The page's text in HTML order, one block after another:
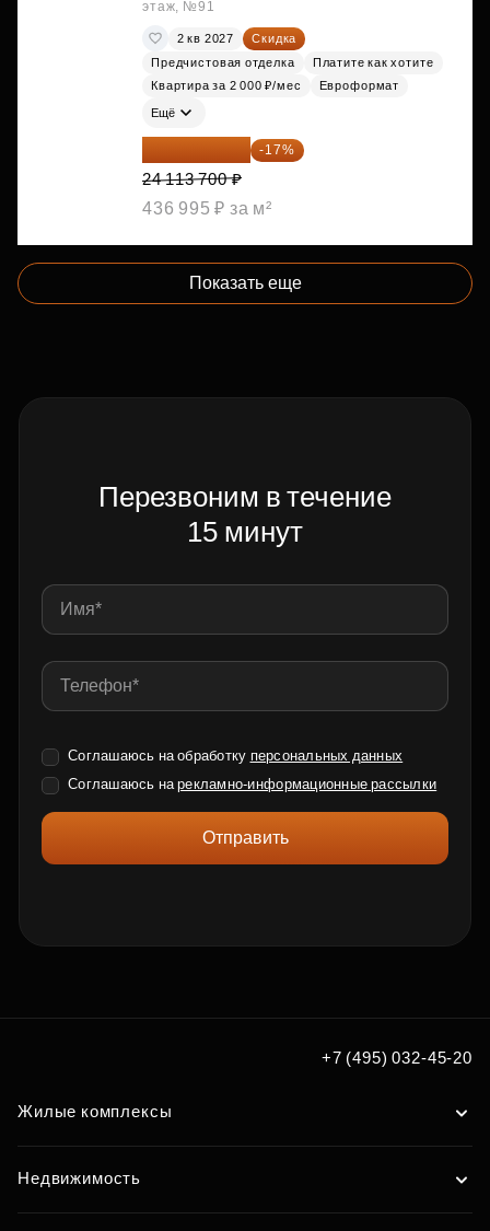
этаж, №91
2 кв 2027
Скидка
Предчистовая отделка
Платите как хотите
Квартира за 2 000 ₽/мес
Евроформат
Ещё
20 014 371 ₽ -17%
24 113 700 ₽
436 995 ₽ за м²
Показать еще
Перезвоним в течение
15 минут
Соглашаюсь на обработку персональных данных
Соглашаюсь нарекламно-информационные рассылки
Отправить
+7 (495) 032-45-20
Жилые комплексы
Недвижимость